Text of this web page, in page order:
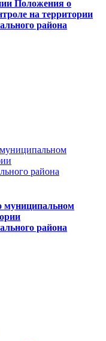
Положения о
на территории
района
района
муниципальном
района